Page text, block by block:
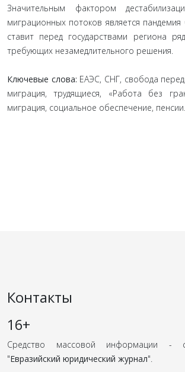
Значительным фактором
миграционных потоков является пандемия
ставит перед государствами региона
требующих незамедлительного решения.
Ключевые слова: ЕАЭС, СНГ, свобода
миграция, трудящиеся, «Работа без
миграция, социальное обеспечение, пенсии.
Контакты
16+
Средство массовой информации -
"Евразийский юридический журнал".